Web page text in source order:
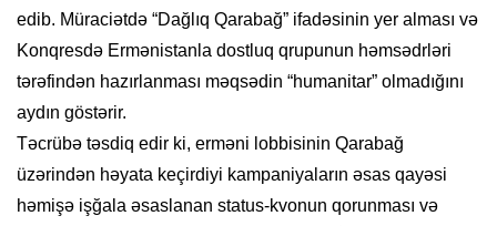
edib. Müraciətdə “Dağlıq Qarabağ” ifadəsinin yer alması və
Konqresdə Ermənistanla dostluq qrupunun həmsədrləri
tərəfindən hazırlanması məqsədin “humanitar” olmadığını
aydın göstərir.
Təcrübə təsdiq edir ki, erməni lobbisinin Qarabağ
üzərindən həyata keçirdiyi kampaniyaların əsas qayəsi
həmişə işğala əsaslanan status-kvonun qorunması və